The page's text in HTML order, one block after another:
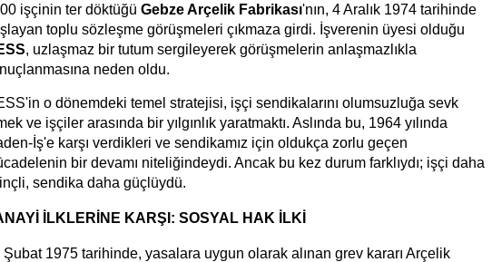
işçinin ter döktüğü Gebze Arçelik Fabrikası'nın, 4 Aralık 1974 tarihinde
toplu sözleşme görüşmeleri çıkmaza girdi. İşverenin üyesi olduğu
, uzlaşmaz bir tutum sergileyerek görüşmelerin anlaşmazlıkla
neden oldu.
o dönemdeki temel stratejisi, işçi sendikalarını olumsuzluğa sevk
ve işçiler arasında bir yılgınlık yaratmaktı. Aslında bu, 1964 yılında
İş'e karşı verdikleri ve sendikamız için oldukça zorlu geçen
bir devamı niteliğindeydi. Ancak bu kez durum farklıydı; işçi daha
sendika daha güçlüydü.
İLKLERİNE KARŞI: SOSYAL HAK İLKİ
Şubat 1975 tarihinde, yasalara uygun olarak alınan grev kararı Arçelik